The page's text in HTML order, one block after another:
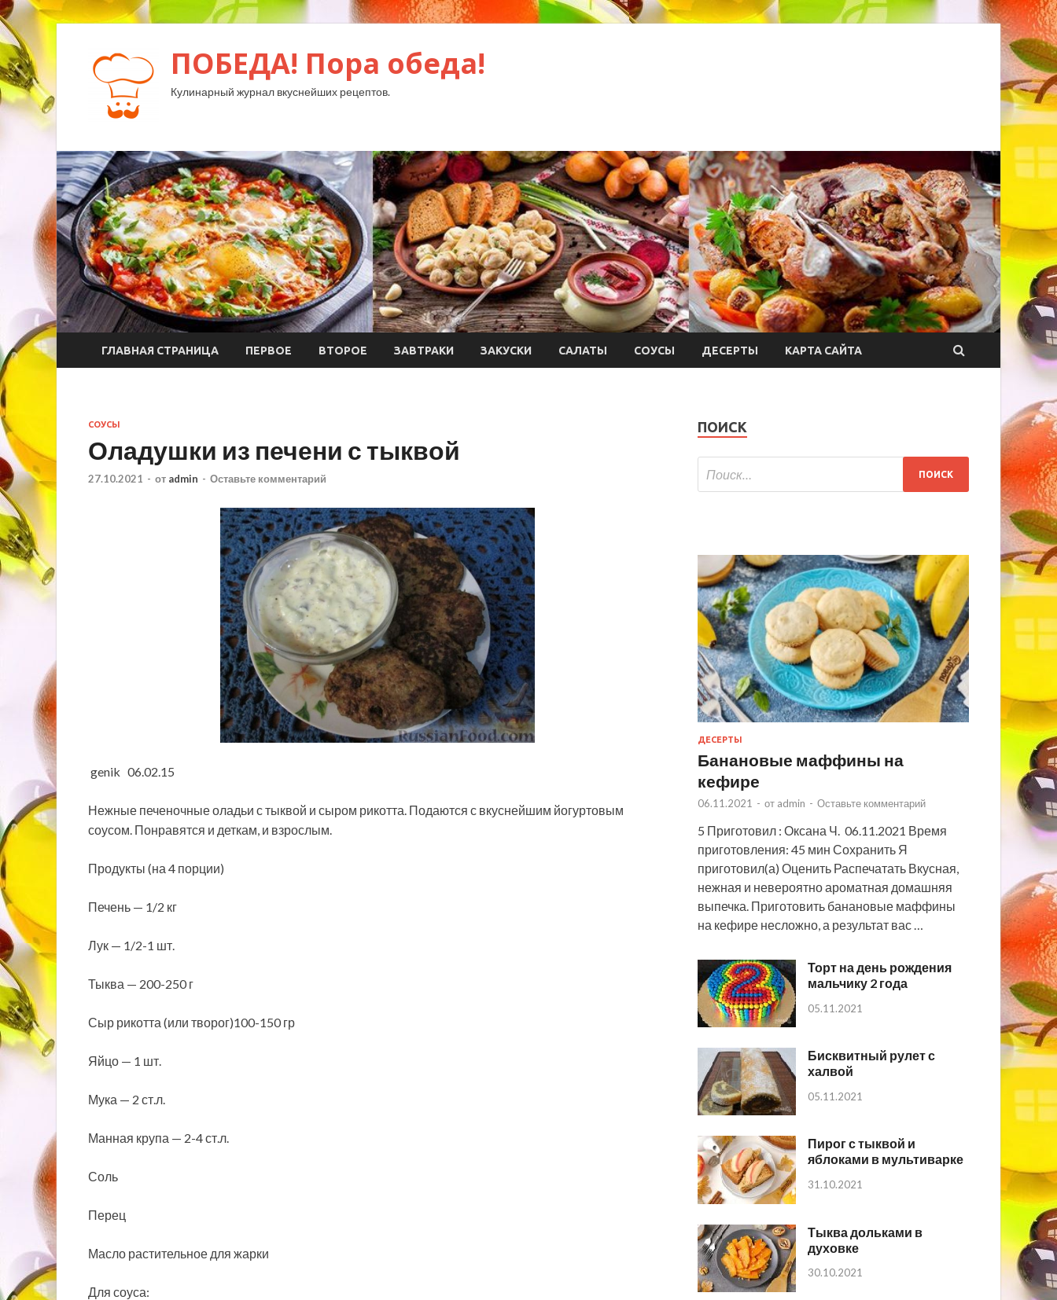
ПОБЕДА! Пора обеда!
Кулинарный журнал вкуснейших рецептов.
ГЛАВНАЯ СТРАНИЦА ПЕРВОЕ ВТОРОЕ ЗАВТРАКИ ЗАКУСКИ САЛАТЫ СОУСЫ ДЕСЕРТЫ КАРТА САЙТА
СОУСЫ
Оладушки из печени с тыквой
27.10.2021 - от admin - Оставьте комментарий
genik 06.02.15
Нежные печеночные оладьи с тыквой и сыром рикотта. Подаются с вкуснейшим йогуртовым
соусом. Понравятся и деткам, и взрослым.
Продукты (на 4 порции)
Печень — 1/2 кг
Лук — 1/2-1 шт.
Тыква — 200-250 г
Сыр рикотта (или творог)100-150 гр
Яйцо — 1 шт.
Мука — 2 ст.л.
Манная крупа — 2-4 ст.л.
Соль
Перец
Масло растительное для жарки
Для соуса:
ПОИСК
ДЕСЕРТЫ
Банановые маффины на
кефире
06.11.2021 - от admin - Оставьте комментарий
5 Приготовил : Оксана Ч. 06.11.2021 Время
приготовления: 45 мин Сохранить Я
приготовил(а) Оценить Распечатать Вкусная,
нежная и невероятно ароматная домашняя
выпечка. Приготовить банановые маффины
на кефире несложно, а результат вас …
Торт на день рождения
мальчику 2 года
05.11.2021
Бисквитный рулет с
халвой
05.11.2021
Пирог с тыквой и
яблоками в мультиварке
31.10.2021
Тыква дольками в
духовке
30.10.2021